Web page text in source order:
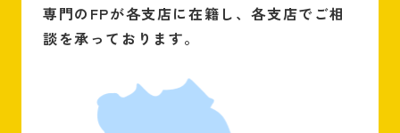
専門のFPが各支店に在籍し、各支店でご相
談を承っております。